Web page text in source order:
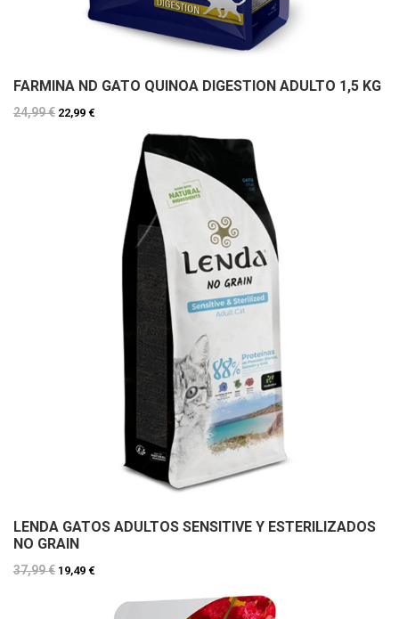
FARMINA ND GATO QUINOA DIGESTION ADULTO 1,5 KG
24,99 € 22,99 €
LENDA GATOS ADULTOS SENSITIVE Y ESTERILIZADOS
NO GRAIN
37,99 € 19,49 €